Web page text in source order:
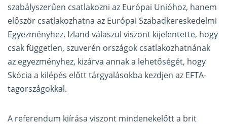
szabályszerűen csatlakozni az Európai Unióhoz, hanem
először csatlakozhatna az Európai Szabadkereskedelmi
Egyezményhez. Izland válaszul viszont kijelentette, hogy
csak független, szuverén országok csatlakozhatnának
az egyezményhez, kizárva annak a lehetőségét, hogy
Skócia a kilépés előtt tárgyalásokba kezdjen az EFTA-
tagországokkal.
A referendum kiírása viszont mindenekelőtt a brit